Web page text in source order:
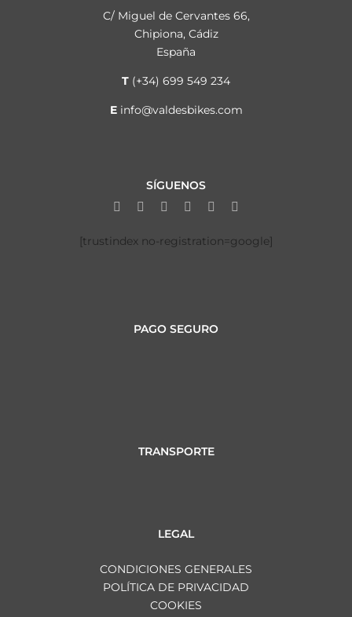
C/ Miguel de Cervantes 66,
Chipiona, Cádiz
España
T (+34) 699 549 234
E info@valdesbikes.com
SÍGUENOS
[trustindex no-registration=google]
PAGO SEGURO
TRANSPORTE
LEGAL
CONDICIONES GENERALES
POLÍTICA DE PRIVACIDAD
COOKIES